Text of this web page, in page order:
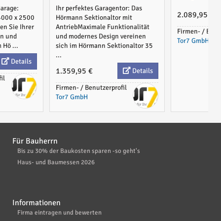
x 2500
Sie Ihrer
und
Hö ...
Details
Ihr perfektes Garagentor: Das
Hörmann Sektionaltor mit
AntriebMaximale Funktionalität
und modernes Design vereinen
sich im Hörmann Sektionaltor 35
...
1.359,95 €
Details
Firmen- / Benutzerprofil
Tor7 GmbH
2.089,95 €
Firmen- /
Tor7 GmbH
Für Bauherrn
Bis zu 30% der Baukosten sparen -so geht's
Haus- und Baumessen 2026
Informationen
Firma eintragen und bewerten